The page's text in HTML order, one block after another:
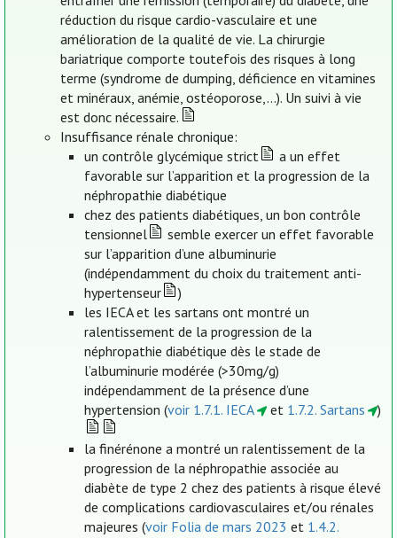
réduction du risque cardio-vasculaire et une
amélioration de la qualité de vie. La chirurgie
bariatrique comporte toutefois des risques à long
terme (syndrome de dumping, déficience en vitamines
et minéraux, anémie, ostéoporose,…). Un suivi à vie
est donc nécessaire.
Insuffisance rénale chronique:
un contrôle glycémique strict
a un effet
favorable sur l’apparition et la progression de la
néphropathie diabétique
chez des patients diabétiques, un bon contrôle
tensionnel
semble exercer un effet favorable
sur l’apparition d’une albuminurie
(indépendamment du choix du traitement anti-
hypertenseur
)
les IECA et les sartans ont montré un
ralentissement de la progression de la
néphropathie diabétique dès le stade de
l’albuminurie modérée (>30mg/g)
indépendamment de la présence d’une
hypertension (voir 1.7.1. IECA et 1.7.2. Sartans )
la finérénone a montré un ralentissement de la
progression de la néphropathie associée au
diabète de type 2 chez des patients à risque élevé
de complications cardiovasculaires et/ou rénales
majeures (voir Folia de mars 2023 et 1.4.2.